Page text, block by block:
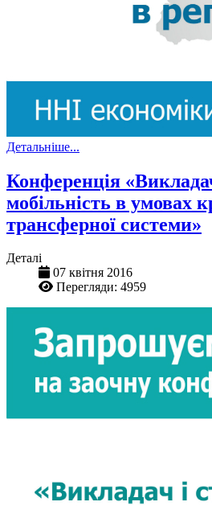
Детальніше...
Конференція
мобільність в умовах
трансферної системи»
Деталі
07 квітня 2016
Перегляди: 4959